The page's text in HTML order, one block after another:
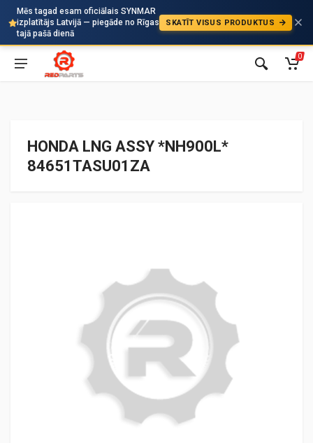
Mēs tagad esam oficiālais SYNMAR
izplatītājs Latvijā — piegāde no Rīgas
tajā pašā dienā
SKATĪT VISUS PRODUKTUS
Auto
0
HONDA LNG ASSY *NH900L*
84651TASU01ZA